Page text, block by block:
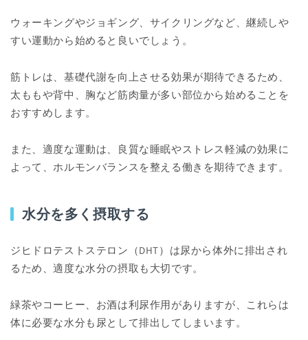
ウォーキングやジョギング、サイクリングなど、継続しや
すい運動から始めると良いでしょう。
筋トレは、基礎代謝を向上させる効果が期待できるため、
太ももや背中、胸など筋肉量が多い部位から始めることを
おすすめします。
また、適度な運動は、良質な睡眠やストレス軽減の効果に
よって、ホルモンバランスを整える働きを期待できます。
水分を多く摂取する
ジヒドロテストステロン（DHT）は尿から体外に排出され
るため、適度な水分の摂取も大切です。
緑茶やコーヒー、お酒は利尿作用がありますが、これらは
体に必要な水分も尿として排出してしまいます。